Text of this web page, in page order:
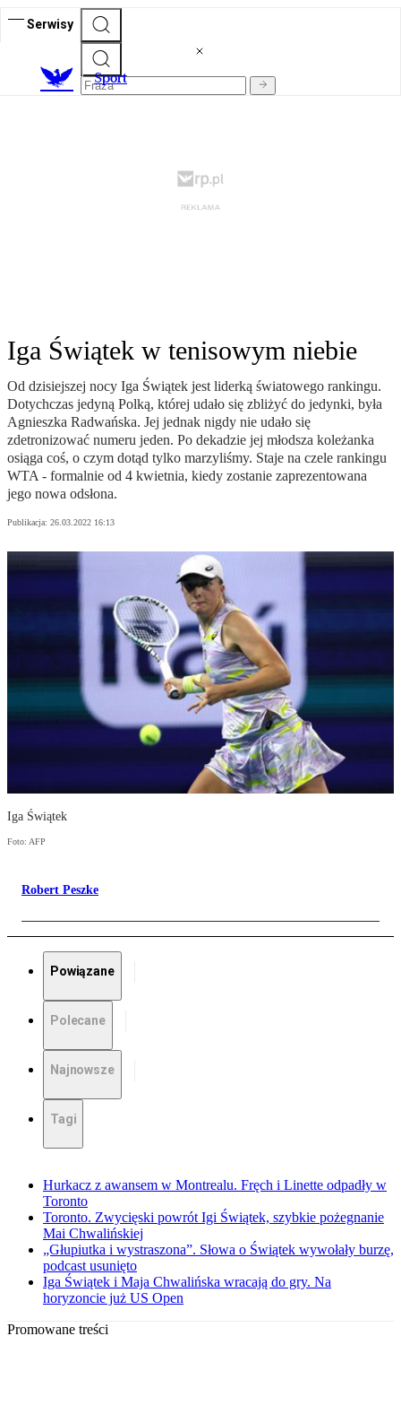
Serwisy
Sport
Iga Świątek w tenisowym niebie
Od dzisiejszej nocy Iga Świątek jest liderką światowego rankingu.
Dotychczas jedyną Polką, której udało się zbliżyć do jedynki, była
Agnieszka Radwańska. Jej jednak nigdy nie udało się
zdetronizować numeru jeden. Po dekadzie jej młodsza koleżanka
osiąga coś, o czym dotąd tylko marzyliśmy. Staje na czele rankingu
WTA - formalnie od 4 kwietnia, kiedy zostanie zaprezentowana
jego nowa odsłona.
Publikacja: 26.03.2022 16:13
Iga Świątek
Foto: AFP
Robert Peszke
Powiązane
Polecane
Najnowsze
Tagi
Hurkacz z awansem w Montrealu. Fręch i Linette odpadły w
Toronto
Toronto. Zwycięski powrót Igi Świątek, szybkie pożegnanie
Mai Chwalińskiej
„Głupiutka i wystraszona”. Słowa o Świątek wywołały burzę,
podcast usunięto
Iga Świątek i Maja Chwalińska wracają do gry. Na
horyzoncie już US Open
Promowane treści